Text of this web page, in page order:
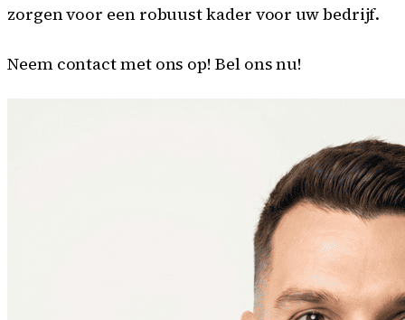
zorgen voor een robuust kader voor uw bedrijf.
Neem contact met ons op! Bel ons nu!